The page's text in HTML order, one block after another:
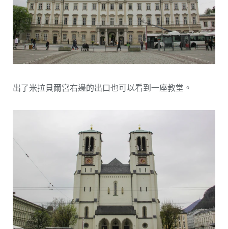
出了米拉貝爾宮右邊的出口也可以看到一座教堂。